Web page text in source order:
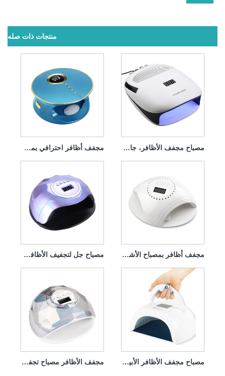
منتجات ذات صله
مصباح جل لتجفيف الأظافر من جرين لايف، 120 وات مجفف أظافر بمصباح الأشعة فوق البنفسجية مع شاحن 86 واط
مجفف الأظافر مصباح تجفيف الأظافر لطلاء الأظافر 86 وات مصباح مجفف الأظافر الأبيض، علاج سريع 80 وات، محمول